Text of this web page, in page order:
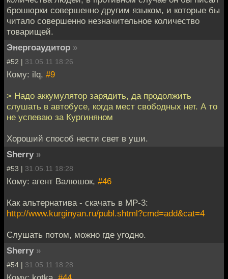
брошюрки совершенно другим языком, и которые бы
читало совершенно незначительное количество
товарищей.
Энергоаудитор »
#52 | 31.05.11 18:26
Кому: ilq, #9
> Надо аккумулятор зарядить, да продолжить
слушать в автобусе, когда мест свободных нет. А то
не успеваю за Кургиняном
Хороший способ нести свет в уши.
Sherry »
#53 | 31.05.11 18:28
Кому: агент Валюшок, #46
Как альтернатива - скачать в МР-3:
http://www.kurginyan.ru/publ.shtml?cmd=add&cat=4
Слушать потом, можно где угодно.
Sherry »
#54 | 31.05.11 18:28